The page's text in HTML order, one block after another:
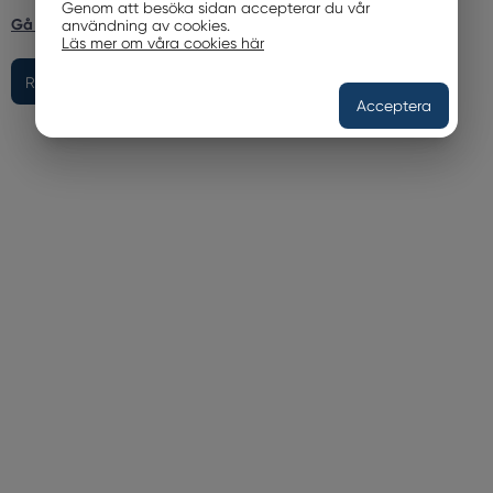
Gå till inloggningssidan
Genom att besöka sidan accepterar du vår
användning av cookies.
Läs mer om våra cookies här
Acceptera